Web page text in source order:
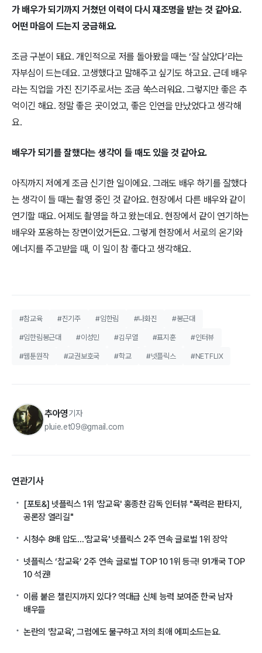
가 배우가 되기까지 거쳤던 이력이 다시 재조명을 받는 것 같아요.
어떤 마음이 드는지 궁금해요.
조금 구분이 돼요. 개인적으로 저를 돌아봤을 때는 ‘잘 살았다’라는
자부심이 드는데요. 고생했다고 말해주고 싶기도 하고요. 근데 배우
라는 직업을 가진 진기주로서는 조금 쑥스러워요. 그렇지만 좋은 추
억이긴 해요. 정말 좋은 곳이었고, 좋은 인연을 만났었다고 생각해
요.
배우가 되기를 잘했다는 생각이 들 때도 있을 것 같아요.
아직까지 저에게 조금 신기한 일이에요. 그래도 배우 하기를 잘했다
는 생각이 들 때는 촬영 중인 것 같아요. 현장에서 다른 배우와 같이
연기할 때요. 어제도 촬영을 하고 왔는데요. 현장에서 같이 연기하는
배우와 포옹하는 장면이었거든요. 그렇게 현장에서 서로의 온기와
에너지를 주고받을 때, 이 일이 참 좋다고 생각해요.
#참교육 #진기주 #임한림 #나화진 #봉근대
#임한림봉근대 #이성민 #김무열 #표지훈 #인터뷰
#웹툰원작 #교권보호국 #학교 #넷플릭스 #NETFLIX
추아영기자
pluie.et09@gmail.com
연관기사
[포토&] 넷플릭스 1위 '참교육' 홍종찬 감독 인터뷰 "폭력은 판타지,
공론장 열리길"
시청수 8배 압도…'참교육' 넷플릭스 2주 연속 글로벌 1위 장악
넷플릭스 ‘참교육’ 2주 연속 글로벌 TOP 10 1위 등극! 91개국 TOP
10 석권!
이름 붙은 챌린지까지 있다? 역대급 신체 능력 보여준 한국 남자
배우들
논란의 '참교육', 그럼에도 불구하고 저의 최애 에피소드는요.